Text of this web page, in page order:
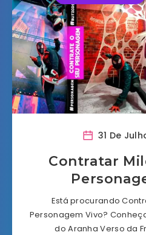
31 De
Contratar
Está procurando
Personagem Vivo?
do Aranha Verso da